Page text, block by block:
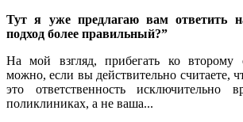
Тут я уже предлагаю вам ответить
подход более правильный?”
На мой взгляд, прибегать ко второму
можно, если вы действительно считаете,
это ответственность исключительно
поликлиниках, а не ваша...